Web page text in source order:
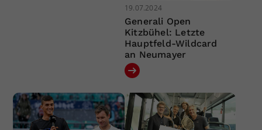
19.07.2024
Generali Open
Kitzbühel: Letzte
Hauptfeld-Wildcard
an Neumayer